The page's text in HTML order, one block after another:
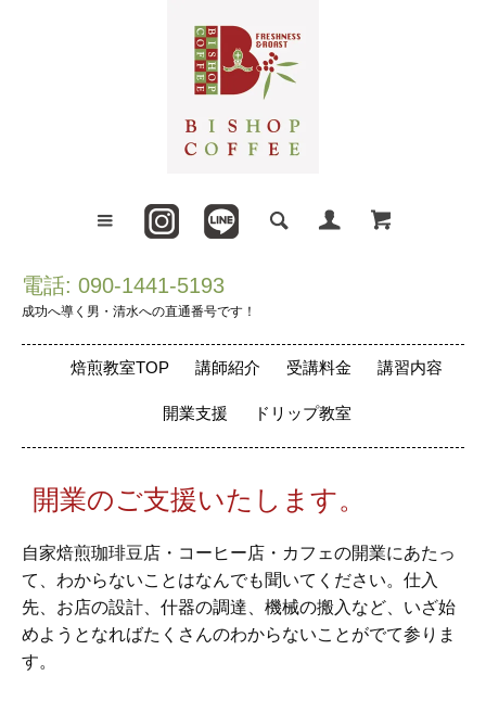
電話: 090-1441-5193
成功へ導く男・清水への直通番号です！
焙煎教室TOP 講師紹介 受講料金 講習内容
開業支援 ドリップ教室
開業のご支援いたします。
自家焙煎珈琲豆店・コーヒー店・カフェの開業にあたっ
て、わからないことはなんでも聞いてください。仕入
先、お店の設計、什器の調達、機械の搬入など、いざ始
めようとなればたくさんのわからないことがでて参りま
す。